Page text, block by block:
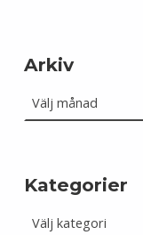
Arkiv
Kategorier